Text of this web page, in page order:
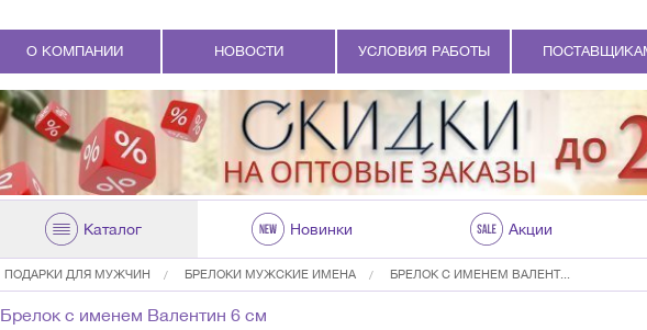
О КОМПАНИИ НОВОСТИ УСЛОВИЯ РАБОТЫ
Каталог Новинки Акции
ПОДАРКИ ДЛЯ МУЖЧИН БРЕЛОКИ МУЖСКИЕ ИМЕНА БРЕЛОК С ИМЕНЕМ ВАЛЕНТ...
Брелок с именем Валентин 6 см